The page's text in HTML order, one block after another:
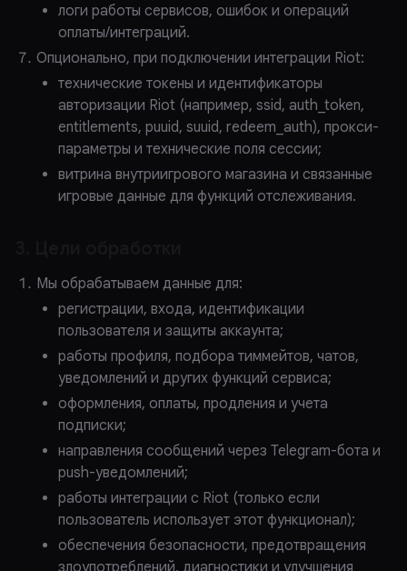
логи работы сервисов, ошибок и операций
оплаты/интеграций.
Опционально, при подключении интеграции Riot:
технические токены и идентификаторы
авторизации Riot (например, ssid, auth_token,
entitlements, puuid, suuid, redeem_auth), прокси-
параметры и технические поля сессии;
витрина внутриигрового магазина и связанные
игровые данные для функций отслеживания.
Мы обрабатываем данные для:
регистрации, входа, идентификации
пользователя и защиты аккаунта;
работы профиля, подбора тиммейтов, чатов,
уведомлений и других функций сервиса;
оформления, оплаты, продления и учета
подписки;
направления сообщений через Telegram-бота и
push-уведомлений;
работы интеграции с Riot (только если
пользователь использует этот функционал);
обеспечения безопасности, предотвращения
злоупотреблений, диагностики и улучшения